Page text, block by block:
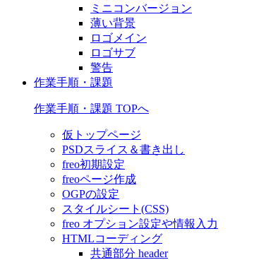
ミニコンバージョン
薄い背景
ロゴメイン
ロゴサブ
警告
作業手順・課題
作業手順・課題 TOPへ
仮トップページ
PSDスライス＆書き出し
freo初期設定
freoページ作成
OGPの設定
スタイルシート(CSS)
freo オプション設定や情報入力
HTMLコーディング
共通部分 header